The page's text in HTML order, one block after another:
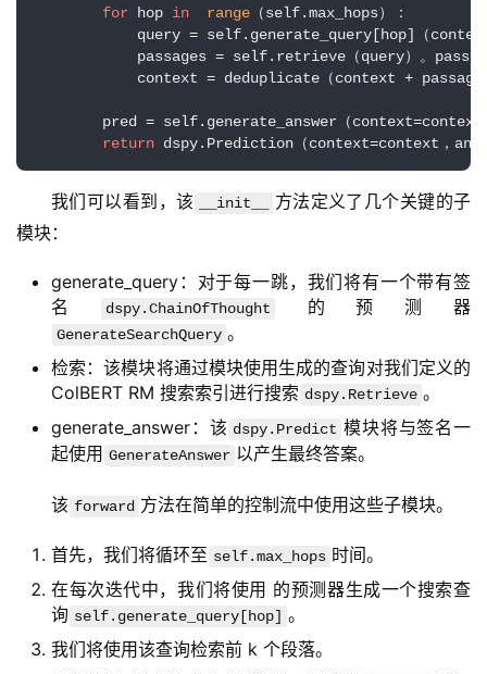
我
for hop in range （self.max_hops）：
query = self.generate_query[hop]（
passages = self.retrieve（query）。
context = deduplicate（context +
pred = self.generate_answer（
return
我们可以看到，该 __init__
方法定义了几个关键的子
模块：
generate_query：对于每一跳，我们将有一个带有签
名
dspy.ChainOfThought 的预测器
GenerateSearchQuery 。
检索：该模块将通过模块使用生成的查询对我们定义的
ColBERT RM 搜索索引进行搜索 dspy.Retrieve 。
generate_answer：该 dspy.Predict 模块将与签名一
起使用 GenerateAnswer 以产生最终答案。
该 forward 方法在简单的控制流中使用这些子模块。
首先，我们将循环至 self.max_hops 时间。
在每次迭代中，我们将使用 的预测器生成一个搜索查
询 self.generate_query[hop] 。
我们将使用该查询检索前 k 个段落。